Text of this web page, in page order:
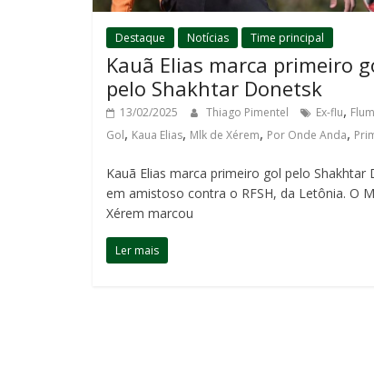
Destaque Notícias Time principal
Kauã Elias marca primeiro
pelo Shakhtar Donetsk
13/02/2025 Thiago Pimentel Ex-flu,
Gol, Kaua Elias, Mlk de Xérem, Por Onde Anda,
Kauã Elias marca primeiro gol pelo Shakhtar
em amistoso contra o RFSH, da Letônia. O
Xérem marcou
Ler mais